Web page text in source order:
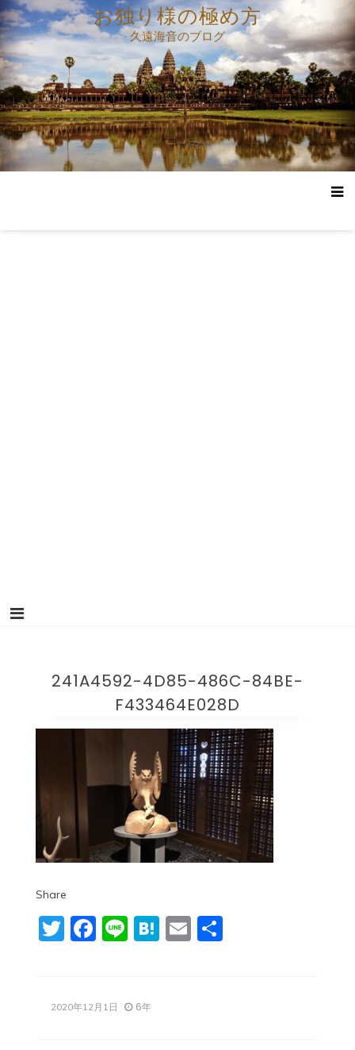
コ
ン
テ
ン
ツ
へ
ス
キ
ッ
お独り様の極め方
久遠海音のブログ
241A4592-4D85-486C-84BE-
F433464E028D
Share
Twitter
Facebook
LineHatena
Email
共
2020年12月1日 6年